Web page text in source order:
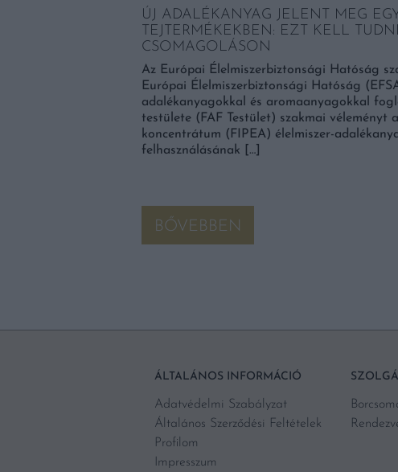
ÚJ ADALÉKANYAG JELENT MEG
TEJTERMÉKEKBEN: EZT KELL
CSOMAGOLÁSON
Az Európai Élelmiszerbiztonsági Hatóság
Európai Élelmiszerbiztonsági Hatóság
adalékanyagokkal és aromaanyagokkal
testülete (FAF Testület) szakmai véleményt
koncentrátum (FIPEA) élelmiszer-
felhasználásának […]
BŐVEBBEN
ÁLTALÁNOS INFORMÁCIÓ
Adatvédelmi Szabályzat
Általános Szerződési Feltételek
Profilom
Impresszum